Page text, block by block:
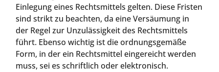
Einlegung eines Rechtsmittels gelten. Diese Fristen
sind strikt zu beachten, da eine Versäumung in
der Regel zur Unzulässigkeit des Rechtsmittels
führt. Ebenso wichtig ist die ordnungsgemäße
Form, in der ein Rechtsmittel eingereicht werden
muss, sei es schriftlich oder elektronisch.